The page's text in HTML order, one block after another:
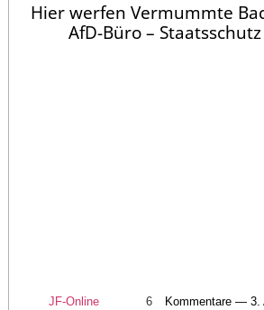
Hier werfen Vermummte
AfD-Büro –
JF-Online 6 Kommentare — 3.